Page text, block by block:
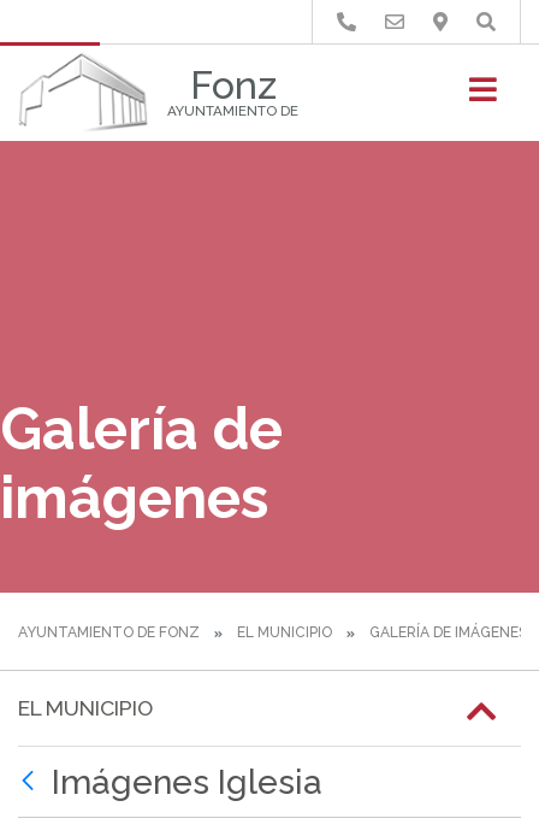
Fonz
AYUNTAMIENTO DE
Buscar
Galería de
imágenes
AYUNTAMIENTO DE FONZ EL MUNICIPIO GALERÍA DE IMÁGENES
EL MUNICIPIO
Imágenes Iglesia